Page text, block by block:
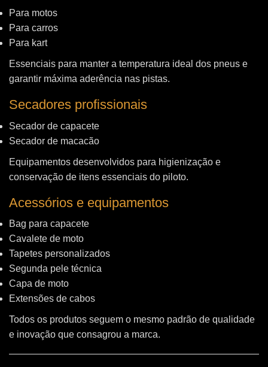
Para motos
Para carros
Para kart
Essenciais para manter a temperatura ideal dos pneus e
garantir máxima aderência nas pistas.
Secadores profissionais
Secador de capacete
Secador de macacão
Equipamentos desenvolvidos para higienização e
conservação de itens essenciais do piloto.
Acessórios e equipamentos
Bag para capacete
Cavalete de moto
Tapetes personalizados
Segunda pele técnica
Capa de moto
Extensões de cabos
Todos os produtos seguem o mesmo padrão de qualidade
e inovação que consagrou a marca.